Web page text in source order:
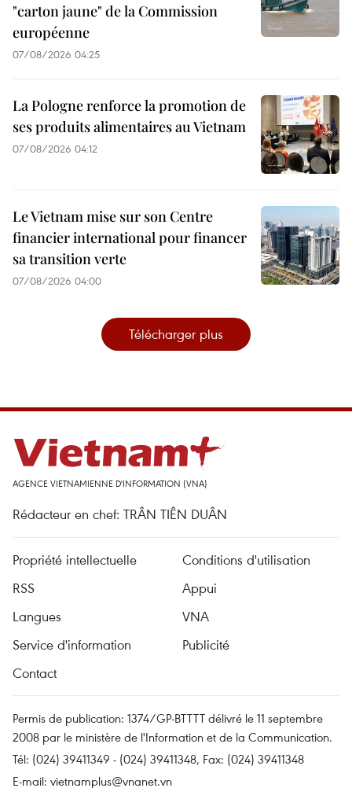
"carton jaune" de la Commission
européenne
07/08/2026 04:25
La Pologne renforce la promotion de
ses produits alimentaires au Vietnam
07/08/2026 04:12
Le Vietnam mise sur son Centre
financier international pour financer
sa transition verte
07/08/2026 04:00
Télécharger plus
AGENCE VIETNAMIENNE D'INFORMATION (VNA)
Rédacteur en chef: TRÂN TIÊN DUÂN
Propriété intellectuelle
Conditions d'utilisation
RSS
Appui
Langues
VNA
Service d'information
Publicité
Contact
Permis de publication: 1374/GP-BTTTT délivré le 11 septembre
2008 par le ministère de l'Information et de la Communication.
Tél: (024) 39411349 - (024) 39411348, Fax: (024) 39411348
E-mail: vietnamplus@vnanet.vn